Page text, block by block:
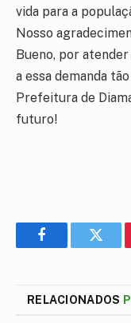
vida para a
Nosso
Bueno, por
a essa demanda
Prefeitura de
futuro!
Facebook
RELACIONADOS